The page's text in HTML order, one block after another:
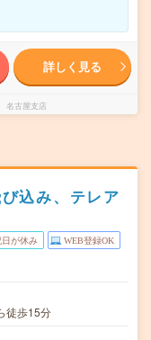
詳しく見る
名古屋支店
込み、テレア
日が休み WEB登録OK
徒歩15分